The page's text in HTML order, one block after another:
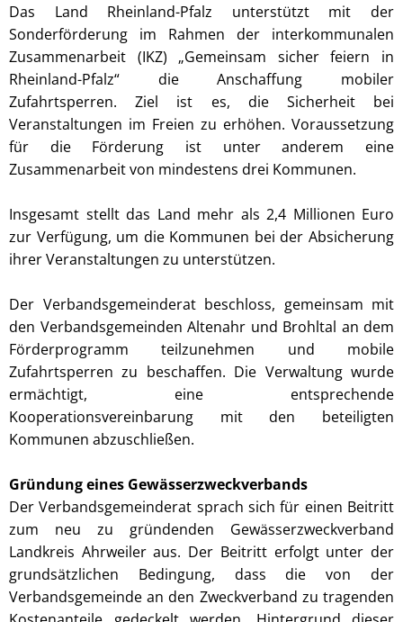
Das Land Rheinland-Pfalz unterstützt mit der
Sonderförderung im Rahmen der interkommunalen
Zusammenarbeit (IKZ) „Gemeinsam sicher feiern in
Rheinland-Pfalz“ die Anschaffung mobiler
Zufahrtsperren. Ziel ist es, die Sicherheit bei
Veranstaltungen im Freien zu erhöhen. Voraussetzung
für die Förderung ist unter anderem eine
Zusammenarbeit von mindestens drei Kommunen.
Insgesamt stellt das Land mehr als 2,4 Millionen Euro
zur Verfügung, um die Kommunen bei der Absicherung
ihrer Veranstaltungen zu unterstützen.
Der Verbandsgemeinderat beschloss, gemeinsam mit
den Verbandsgemeinden Altenahr und Brohltal an dem
Förderprogramm teilzunehmen und mobile
Zufahrtsperren zu beschaffen. Die Verwaltung wurde
ermächtigt, eine entsprechende
Kooperationsvereinbarung mit den beteiligten
Kommunen abzuschließen.
Gründung eines Gewässerzweckverbands
Der Verbandsgemeinderat sprach sich für einen Beitritt
zum neu zu gründenden Gewässerzweckverband
Landkreis Ahrweiler aus. Der Beitritt erfolgt unter der
grundsätzlichen Bedingung, dass die von der
Verbandsgemeinde an den Zweckverband zu tragenden